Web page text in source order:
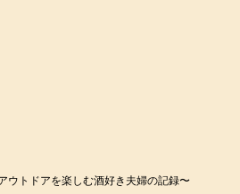
ウトドアを楽しむ酒好き夫婦の記録〜